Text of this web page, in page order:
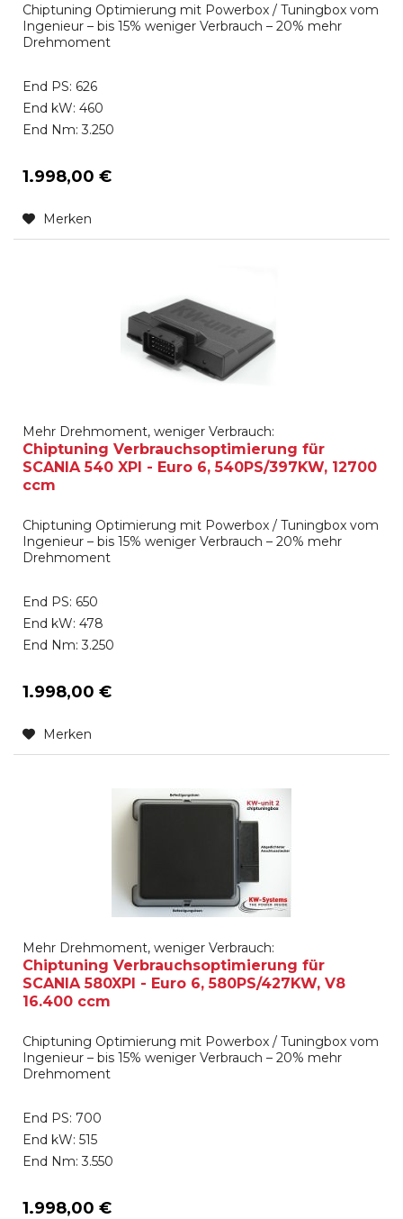
Chiptuning Optimierung mit Powerbox / Tuningbox vom
Ingenieur – bis 15% weniger Verbrauch – 20% mehr
Drehmoment
End PS: 626
End kW: 460
End Nm: 3.250
1.998,00 €
Merken
Mehr Drehmoment, weniger Verbrauch:
Chiptuning Verbrauchsoptimierung für
SCANIA 540 XPI - Euro 6, 540PS/397KW, 12700
ccm
Chiptuning Optimierung mit Powerbox / Tuningbox vom
Ingenieur – bis 15% weniger Verbrauch – 20% mehr
Drehmoment
End PS: 650
End kW: 478
End Nm: 3.250
1.998,00 €
Merken
Mehr Drehmoment, weniger Verbrauch:
Chiptuning Verbrauchsoptimierung für
SCANIA 580XPI - Euro 6, 580PS/427KW, V8
16.400 ccm
Chiptuning Optimierung mit Powerbox / Tuningbox vom
Ingenieur – bis 15% weniger Verbrauch – 20% mehr
Drehmoment
End PS: 700
End kW: 515
End Nm: 3.550
1.998,00 €